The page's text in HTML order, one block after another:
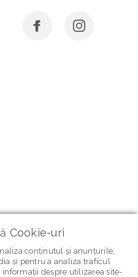
Cookie-uri
conținutul și anunțurile,
și pentru a analiza traficul
despre utilizarea site-